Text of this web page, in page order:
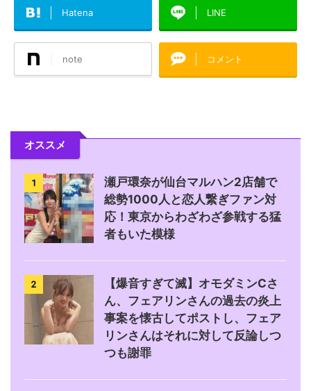
Hatena LINE
note コメント
オススメ
1
瀬戸環奈が仙台マルハン2店舗で
総勢1000人と恋人繋ぎファン対
応！東京からわざわざ参戦する猛
者もいた模様
2
【爆音すぎて滅】オモダミンCさ
ん、フェアリンさんの過去の炎上
事案を懐古してポストし、フェア
リンさんはそれに対して反論しつ
つも謝罪